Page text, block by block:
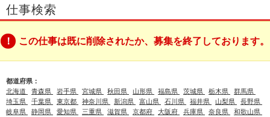
仕事検索
この仕事は既に削除されたか、募集を終了しております。
都道府県：
北海道
青森県 岩手県 宮城県 秋田県 山形県 福島県 茨城県 栃木県
群馬県
埼玉県
千葉県 東京都 神奈川県 新潟県 富山県 石川県 福井県 山梨県
長野県
岐阜県
静岡県 愛知県 三重県 滋賀県 京都府 大阪府 兵庫県 奈良県
和歌山県